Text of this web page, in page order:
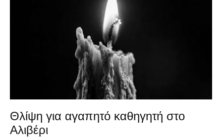
Θλίψη για αγαπητό καθηγητή στο
Αλιβέρι